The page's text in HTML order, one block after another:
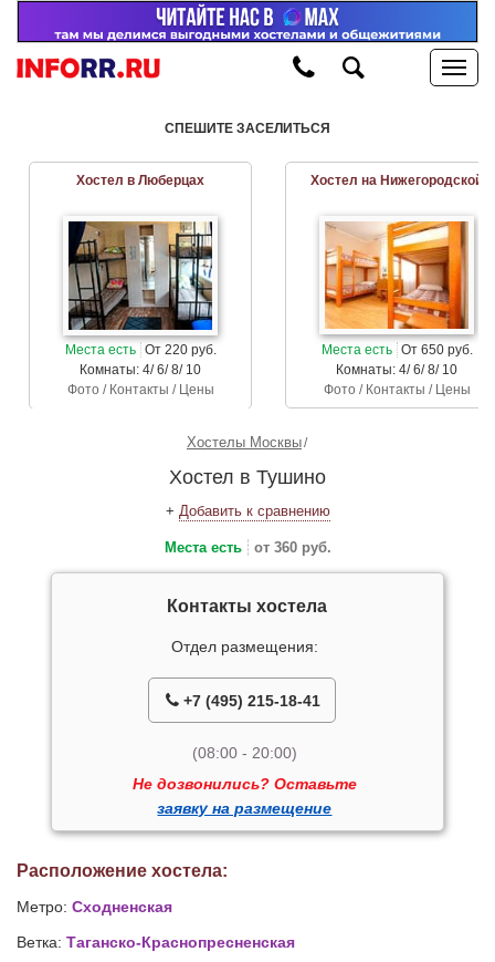
СПЕШИТЕ ЗАСЕЛИТЬСЯ
Хостел в Люберцах
Места есть От 220 руб.
Комнаты: 4/ 6/ 8/ 10
Фото / Контакты / Цены
Хостел на Нижегородской
Места есть От 650 руб.
Комнаты: 4/ 6/ 8/ 10
Фото / Контакты / Цены
Хостелы Москвы
Хостел в Тушино
+ Добавить к сравнению
Места есть от 360 руб.
Контакты хостела
Отдел размещения:
+7 (495) 215-18-41
(08:00 - 20:00)
Не дозвонились? Оставьте
заявку на размещение
Расположение хостела:
Метро: Сходненская
Ветка: Таганско-Краснопресненская